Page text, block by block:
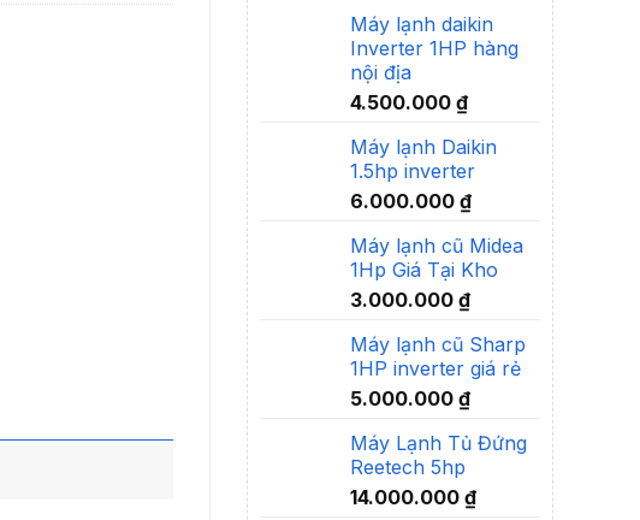
Máy lạnh daikin
Inverter 1HP hàng
nội địa
4.500.000 ₫
Máy lạnh Daikin
1.5hp inverter
6.000.000 ₫
Máy lạnh cũ Midea
1Hp Giá Tại Kho
3.000.000 ₫
Máy lạnh cũ Sharp
1HP inverter giá rẻ
5.000.000 ₫
Máy Lạnh Tủ Đứng
Reetech 5hp
14.000.000 ₫